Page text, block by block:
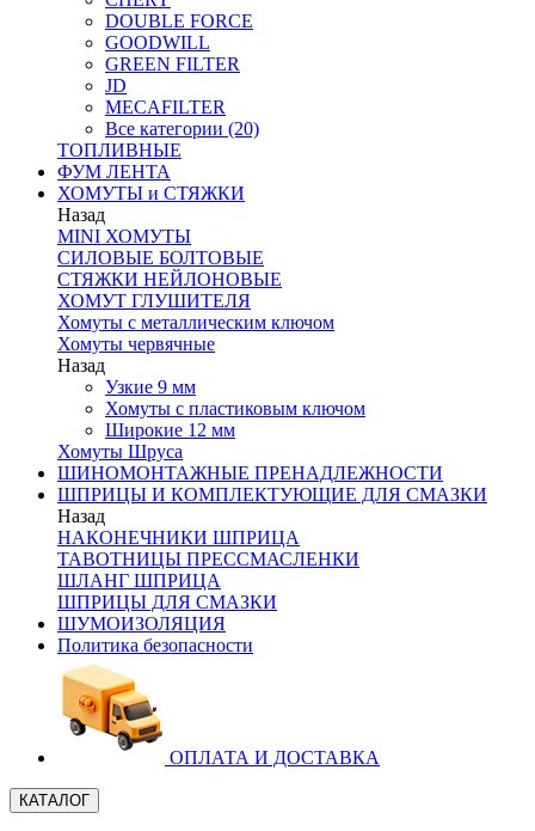
DOUBLE FORCE
GOODWILL
GREEN FILTER
JD
MECAFILTER
Все категории (20)
ТОПЛИВНЫЕ
ФУМ ЛЕНТА
ХОМУТЫ и СТЯЖКИ
Назад
MINI ХОМУТЫ
СИЛОВЫЕ БОЛТОВЫЕ
СТЯЖКИ НЕЙЛОНОВЫЕ
ХОМУТ ГЛУШИТЕЛЯ
Хомуты с металлическим ключом
Хомуты червячные
Назад
Узкие 9 мм
Хомуты с пластиковым ключом
Широкие 12 мм
Хомуты Шруса
ШИНОМОНТАЖНЫЕ ПРЕНАДЛЕЖНОСТИ
ШПРИЦЫ И КОМПЛЕКТУЮЩИЕ ДЛЯ СМАЗКИ
Назад
НАКОНЕЧНИКИ ШПРИЦА
ТАВОТНИЦЫ ПРЕССМАСЛЕНКИ
ШЛАНГ ШПРИЦА
ШПРИЦЫ ДЛЯ СМАЗКИ
ШУМОИЗОЛЯЦИЯ
Политика безопасности
ОПЛАТА И ДОСТАВКА
КАТАЛОГ